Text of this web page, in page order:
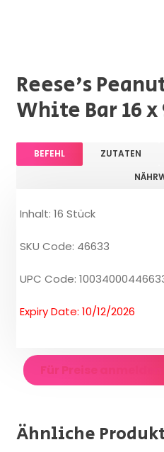
Reese's
White Bar 16 x
BEFEHL ZUTATEN
Inhalt: 16 Stück
SKU Code: 46633
UPC Code:
Expiry Date: 10/12/2026
Für Preise anmelden
Ähnliche